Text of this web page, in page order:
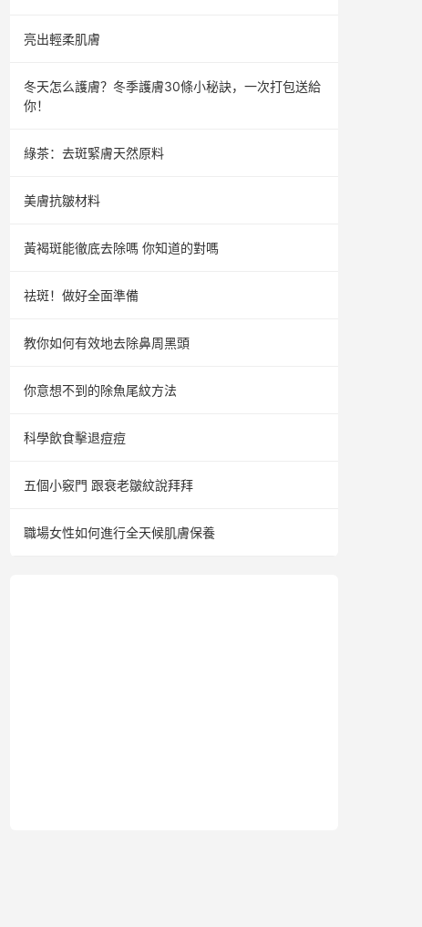
亮出輕柔肌膚
冬天怎么護膚？冬季護膚30條小秘訣，一次打包送給
你！
綠茶：去斑緊膚天然原料
美膚抗皺材料
黃褐斑能徹底去除嗎 你知道的對嗎
祛斑！做好全面準備
教你如何有效地去除鼻周黑頭
你意想不到的除魚尾紋方法
科學飲食擊退痘痘
五個小竅門 跟衰老皺紋說拜拜
職場女性如何進行全天候肌膚保養